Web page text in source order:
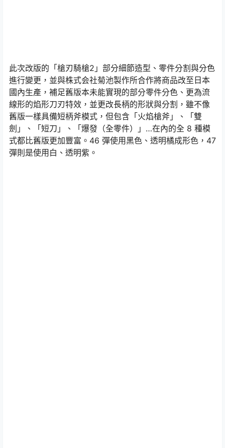
此次改版的「槍刃騎槍2」部分細節造型、零件分割與分色
進行變更，並與株式会社菊池製作所合作將商品改至日本
國內生產，補足舊版本未能實現的部分零件分色、更為流
線形的焰形刀刃特效，並更改長柄的形狀與分割，雖不像
舊版一樣具備短柄斧模式，但包含「火焰槍斧」、「雙
劍」、「短刀」、「爆發（全零件）」…在內的全 8 種模
式都比舊版更加豐富。46 彈使用黑色、透明橘成形色，47
彈則是使用白、透明紫。